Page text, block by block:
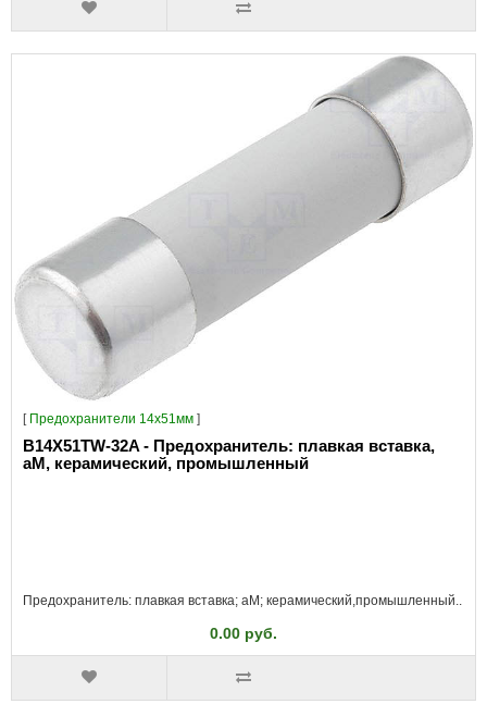
[ Предохранители 14x51мм ]
B14X51TW-32A - Предохранитель: плавкая вставка,
aM, керамический, промышленный
Предохранитель: плавкая вставка; aM; керамический,промышленный..
0.00 руб.